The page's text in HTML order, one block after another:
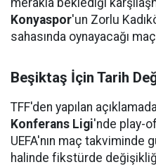
merakla beklediği
Konyaspor'un Zorlu
sahasında oynayacağı
Beşiktaş İçin Tarih
TFF'den yapılan
Konferans Ligi'nde play-
UEFA'nın maç takviminde
halinde fikstürde